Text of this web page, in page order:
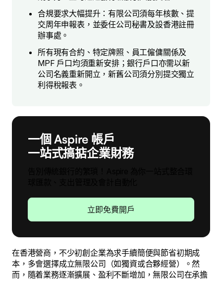
合規要求大幅提升：有限公司須每年核數、提
交周年申報表，並委任公司秘書及設香港註冊
辦事處。
所有現有合約、特定牌照、員工僱傭關係及
MPF 戶口均須重新安排；銀行戶口亦需以新
公司名義重新開立，新舊公司須分別提交獨立
利得稅報表。
一個 Aspire 帳戶
一站式搞掂企業財務
立即免費開戶
在香港營商，不少初創企業為求手續簡便與節省初期成
本，多會選擇成立無限公司（如獨資或合夥經營）。然
而，隨着業務逐漸擴展、盈利不斷增加，無限公司在承擔